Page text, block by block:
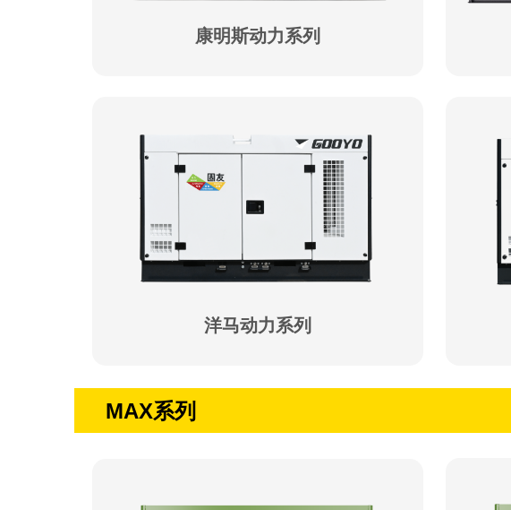
MAX系列
康明斯动力系列
洋马动力系列